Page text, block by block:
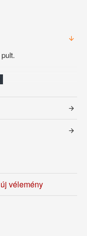
rendelkezik.
kondenzvíz
új vélemény